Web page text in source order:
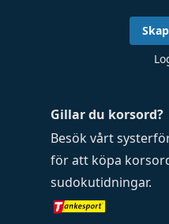
Gillar du korsord?
Besök vårt
för att köpa
sudokutidningar.